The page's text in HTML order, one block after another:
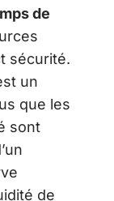
de
sécurité.
un
que les
sont
de